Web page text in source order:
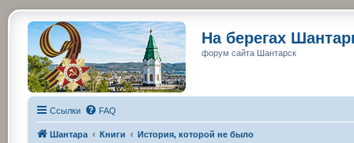
На берегах
форум сайта Шантарск
Ссылки FAQ
Шантара Книги История, которой не было